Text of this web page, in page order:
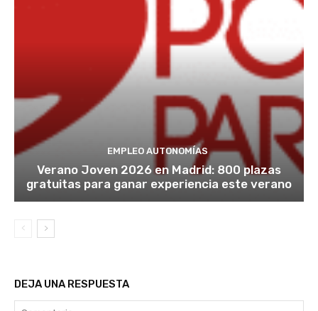
EMPLEO AUTONOMÍAS
Verano Joven 2026 en Madrid: 800 plazas
gratuitas para ganar experiencia este verano
DEJA UNA RESPUESTA